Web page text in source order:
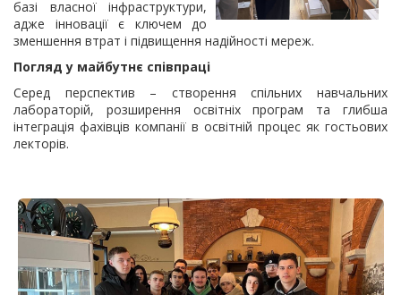
базі власної інфраструктури,
адже інновації є ключем до
зменшення втрат і підвищення надійності мереж.
Погляд у майбутнє співпраці
Серед перспектив – створення спільних навчальних
лабораторій, розширення освітніх програм та глибша
інтеграція фахівців компанії в освітній процес як гостьових
лекторів.